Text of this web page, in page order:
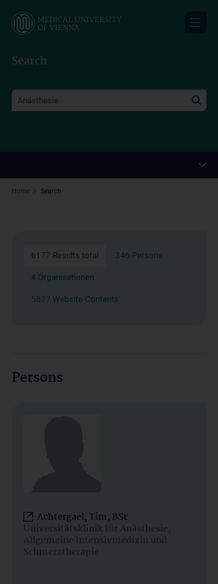
main
Search
Home Search
6177 Results total 346 Persons
4 Organisationen
5827 Website-Contents
Persons
Achtergael, Tim, BSc
Universitätsklinik für Anästhesie,
Allgemeine Intensivmedizin und
Schmerztherapie